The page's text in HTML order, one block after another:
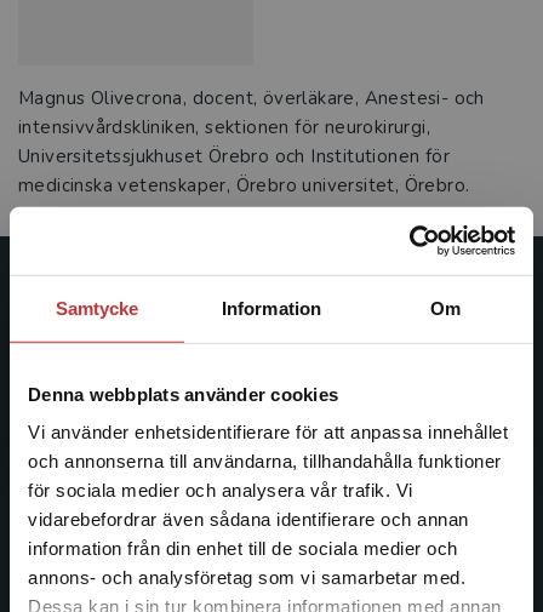
Samtycke Information Om
Denna webbplats använder cookies
Vi använder enhetsidentifierare för att anpassa innehållet
och annonserna till användarna, tillhandahålla funktioner
för sociala medier och analysera vår trafik. Vi
vidarebefordrar även sådana identifierare och annan
information från din enhet till de sociala medier och
annons- och analysföretag som vi samarbetar med.
Dessa kan i sin tur kombinera informationen med annan
Begränsad fraktregion
Magnus Olivecrona, docent, överläkare, Anestesi- och
intensivvårdskliniken, sektionen för neurokirurgi,
Universitetssjukhuset Örebro och Institutionen för
medicinska vetenskaper, Örebro universitet, Örebro.
Studentlitteratur
ledande utbildningsförlag. Med läromedel, kurslitteratur,
facklitteratur, utbildningar och digitala
informationstjänster i utbudet, finns Studentlitteratur med
längs hela kunskapsresan.
Kontakta oss
Kontakta oss